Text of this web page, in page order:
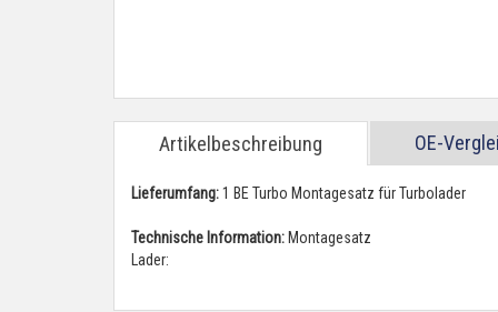
Artikelbeschreibung OE-
Lieferumfang:1 BE Turbo Montagesatz für Turbolader
Technische Information: Montagesatz
Lader: